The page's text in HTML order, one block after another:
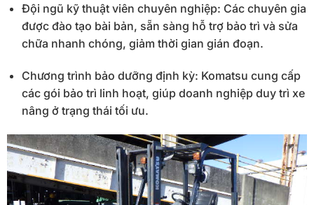
Đội ngũ kỹ thuật viên chuyên nghiệp: Các chuyên gia
được đào tạo bài bản, sẵn sàng hỗ trợ bảo trì và sửa
chữa nhanh chóng, giảm thời gian gián đoạn.
Chương trình bảo dưỡng định kỳ: Komatsu cung cấp
các gói bảo trì linh hoạt, giúp doanh nghiệp duy trì xe
nâng ở trạng thái tối ưu.